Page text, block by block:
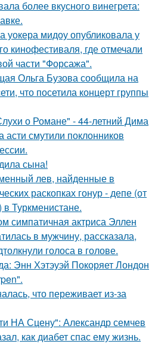
более вкусного винегрета:
уокера мидоу опубликовала у
кинофестиваля, где отмечали
части "Форсажа".
Ольга Бузова сообщила на
что посетила концерт группы
о Романе" - 44-летний Дима
смутили поклонников
сына!
лев, найденные в
раскопках гонур - депе (от
в Туркменистане.
симпатичная актриса Эллен
в мужчину, рассказала,
голоса в голове.
Энн Хэтэуэй Покоряет Лондон
что переживает из-за
НА Сцену": Александр семчев
как диабет спас ему жизнь.